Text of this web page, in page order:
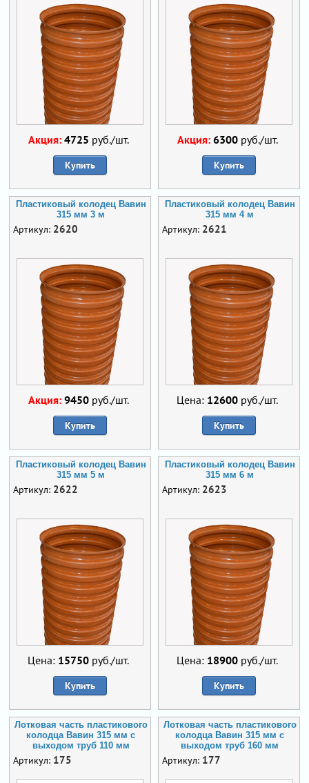
Акция: 4725 руб./шт.
Купить
Акция: 6300руб./шт.
Купить
Пластиковый колодец Вавин
315 мм 3 м
Артикул: 2620
Акция: 9450руб./шт.
Купить
Пластиковый колодец Вавин
315 мм 4 м
Артикул: 2621
Цена: 12600 руб./шт.
Купить
Пластиковый колодец Вавин
315 мм 5 м
Артикул: 2622
Цена: 15750 руб./шт.
Купить
Пластиковый колодец Вавин
315 мм 6 м
Артикул: 2623
Цена: 18900 руб./шт.
Купить
Лотковая часть пластикового
колодца Вавин 315 мм с
выходом труб 110 мм
Артикул: 175
Лотковая часть пластикового
колодца Вавин 315 мм с
выходом труб 160 мм
Артикул: 177